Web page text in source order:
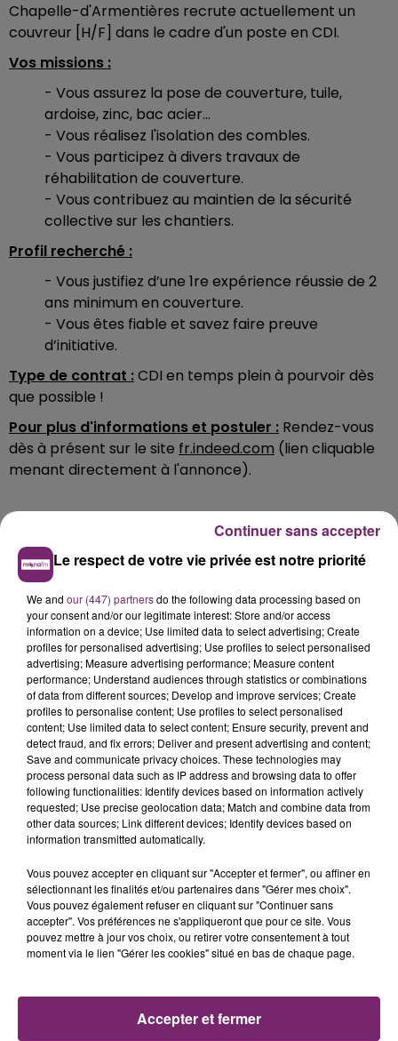
Chapelle-d'Armentières recrute actuellement un
couvreur [H/F] dans le cadre d'un poste en CDI.
Vos missions :
- Vous assurez la pose de couverture, tuile,
ardoise, zinc, bac acier...
- Vous réalisez l'isolation des combles.
- Vous participez à divers travaux de
réhabilitation de couverture.
- Vous contribuez au maintien de la sécurité
collective sur les chantiers.
Profil recherché :
- Vous justifiez d’une 1re expérience réussie de 2
ans minimum en couverture.
- Vous êtes fiable et savez faire preuve
d’initiative.
Type de contrat :CDI en temps plein à pourvoir dès
que possible !
Pour plus d'informations et postuler : Rendez-vous
dès à présent sur le site fr.indeed.com (lien cliquable
menant directement à l'annonce).
La Bulle - Guinguette éphémère
Le respect de votre vie privée est notre priorité
We and our (447) partnersdo the following data processing based on
your consent and/or our legitimate interest: Store and/or access
information on a device; Use limited data to select advertising; Create
profiles for personalised advertising; Use profiles to select personalised
advertising; Measure advertising performance; Measure content
performance; Understand audiences through statistics or combinations
of data from different sources; Develop and improve services; Create
profiles to personalise content; Use profiles to select personalised
content; Use limited data to select content; Ensure security, prevent and
detect fraud, and fix errors; Deliver and present advertising and content;
Save and communicate privacy choices. These technologies may
process personal data such as IP address and browsing data to offer
following functionalities: Identify devices based on information actively
requested; Use precise geolocation data; Match and combine data from
other data sources; Link different devices; Identify devices based on
information transmitted automatically.
Vous pouvez accepter en cliquant sur "Accepter et fermer", ou affiner en
sélectionnant les finalités et/ou partenaires dans "Gérer mes choix".
Vous pouvez également refuser en cliquant sur "Continuer sans
accepter". Vos préférences ne s'appliqueront que pour ce site. Vous
pouvez mettre à jour vos choix, ou retirer votre consentement à tout
moment via le lien "Gérer les cookies" situé en bas de chaque page.
Accepter et fermer
Continuer sans accepter